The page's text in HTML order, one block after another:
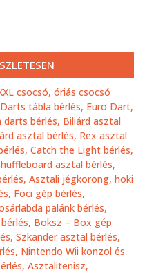
csocsó, óriás csocsó
tábla bérlés, Euro Dart,
darts bérlés, Biliárd asztal
asztal bérlés, Rex asztal
, Catch the Light bérlés,
asztal bérlés,
Asztali jégkorong, hoki
Foci gép bérlés,
palánk bérlés,
Boksz – Box gép
Szkander asztal bérlés,
Nintendo Wii konzol és
, Asztalitenisz,